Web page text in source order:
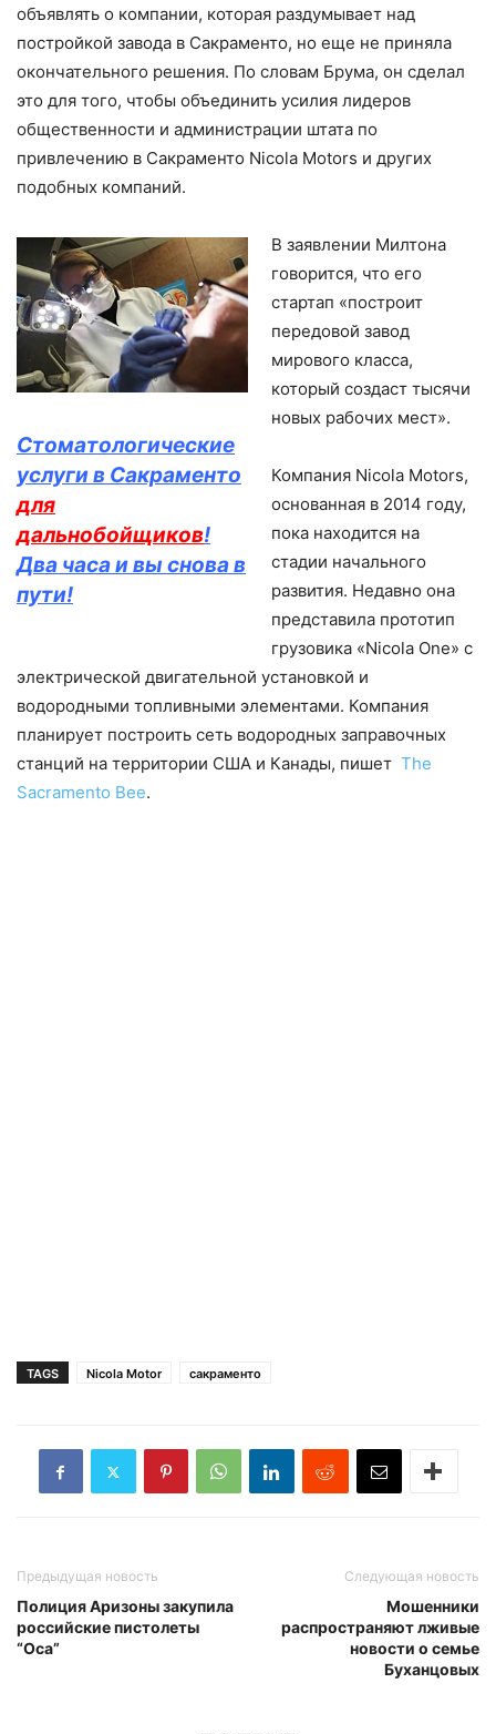
объявлять о компании, которая раздумывает над
постройкой завода в Сакраменто, но еще не приняла
окончательного решения. По словам Брума, он сделал
это для того, чтобы объединить усилия лидеров
общественности и администрации штата по
привлечению в Сакраменто Nicola Motors и других
подобных компаний.
Стоматологические
услуги в Сакраменто
для
дальнобойщиков!
Два часа и вы снова в
пути!
В заявлении Милтона
говорится, что его
стартап «построит
передовой завод
мирового класса,
который создаст тысячи
новых рабочих мест».
Компания Nicola Motors,
основанная в 2014 году,
пока находится на
стадии начального
развития. Недавно она
представила прототип
грузовика «Nicola One» с
электрической двигательной установкой и
водородными топливными элементами. Компания
планирует построить сеть водородных заправочных
станций на территории США и Канады, пишет Тhe
Sacramento Bee.
TAGS Nicola Motor сакраменто
Предыдущая новость
Полиция Аризоны закупила
российские пистолеты
“Оса”
Следующая новость
Мошенники
распространяют лживые
новости о семье
Буханцовых